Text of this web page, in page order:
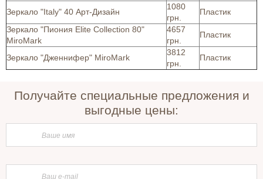
Зеркало "Italy" 40 Арт-Дизайн
1080
грн.
Пластик
Зеркало "Пиония Elite Collection 80"
MiroMark
4657
грн.
Пластик
Зеркало "Дженнифер" MiroMark
3812
грн.
Пластик
Получайте специальные предложения и
выгодные цены: